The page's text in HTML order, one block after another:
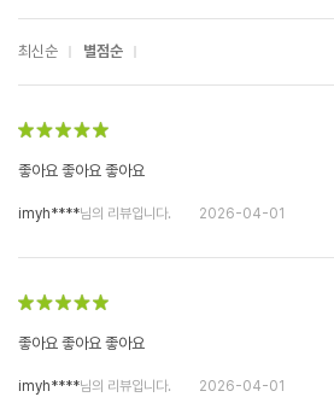
최신순 별점순
좋아요 좋아요 좋아요
imyh****님의 리뷰입니다. 2026-04-01
좋아요 좋아요 좋아요
imyh****님의 리뷰입니다. 2026-04-01